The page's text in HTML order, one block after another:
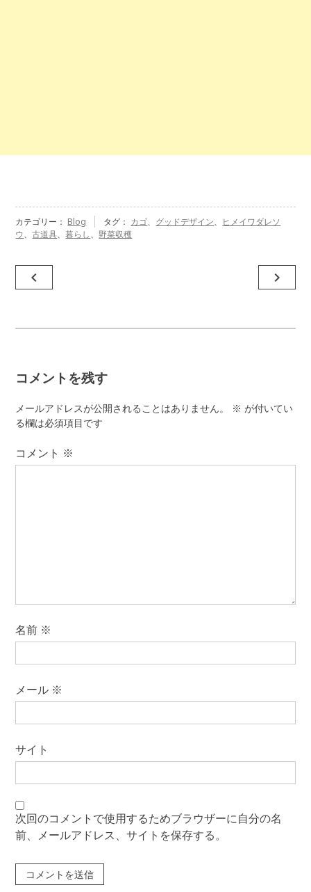
カテゴリー： Blog タグ： カゴ、 グッドデザイン、 ヒメイワダレソ
ウ、古道具、暮らし、 野菜収穫
投
稿
ー
シ
ョ
navigate_before navigate_next
コメントを残す
メールアドレスが公開されることはありません。 ※ が付いてい
る欄は必須項目です
コメント ※
名前 ※
メール ※
サイト
次回のコメントで使用するためブラウザーに自分の名
前、メールアドレス、サイトを保存する。